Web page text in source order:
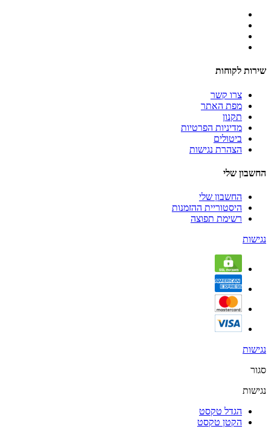
שירות לקוחות
צרו קשר
מפת האתר
תקנון
מדיניות הפרטיות
ביטולים
הצהרת נגישות
החשבון שלי
החשבון שלי
היסטוריית ההזמנות
רשימת תפוצה
נגישות
נגישות
סגור
נגישות
הגדל טקסט
הקטן טקסט